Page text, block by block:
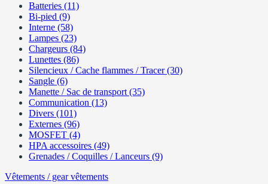
Batteries (11)
Bi-pied (9)
Interne (58)
Lampes (23)
Chargeurs (84)
Lunettes (86)
Silencieux / Cache flammes / Tracer (30)
Sangle (6)
Manette / Sac de transport (35)
Communication (13)
Divers (101)
Externes (96)
MOSFET (4)
HPA accessoires (49)
Grenades / Coquilles / Lanceurs (9)
Vêtements / gear vêtements